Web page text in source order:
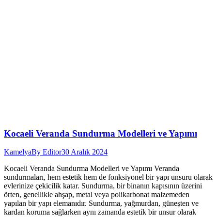
Kocaeli Veranda Sundurma Modelleri ve Yapımı
KamelyaBy Editor30 Aralık 2024
Kocaeli Veranda Sundurma Modelleri ve Yapımı Veranda
sundurmaları, hem estetik hem de fonksiyonel bir yapı unsuru olarak
evlerinize çekicilik katar. Sundurma, bir binanın kapısının üzerini
örten, genellikle ahşap, metal veya polikarbonat malzemeden
yapılan bir yapı elemanıdır. Sundurma, yağmurdan, güneşten ve
kardan koruma sağlarken aynı zamanda estetik bir unsur olarak